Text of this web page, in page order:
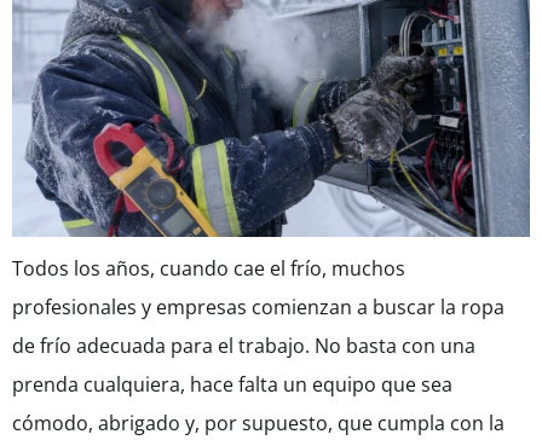
Todos los años, cuando cae el frío, muchos
profesionales y empresas comienzan a buscar la ropa
de frío adecuada para el trabajo. No basta con una
prenda cualquiera, hace falta un equipo que sea
cómodo, abrigado y, por supuesto, que cumpla con la